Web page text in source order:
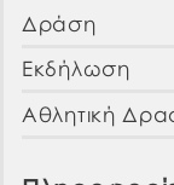
Δράση
Εκδήλωση
Αθλητική